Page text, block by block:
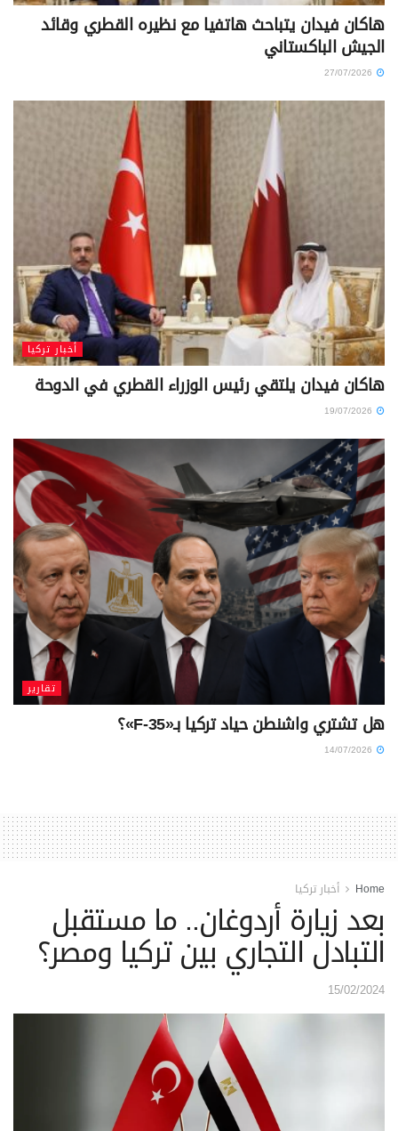
هاكان فيدان يتباحث هاتفيا مع نظيره القطري وقائد
الجيش الباكستاني
أخبار تركيا
هاكان فيدان يلتقي رئيس الوزراء القطري في الدوحة
تقارير
هل تشتري واشنطن حياد تركيا بـ«F-35»؟
Home أخبار تركيا
بعد زيارة أردوغان.. ما مستقبل
التبادل التجاري بين تركيا ومصر؟
15/02/2024